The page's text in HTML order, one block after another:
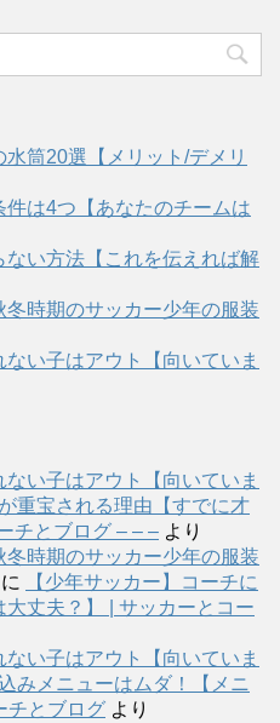
水筒20選【メリット/デメリ
件は4つ【あなたのチームは
ない方法【これを伝えれば解
冬時期のサッカー少年の服装
ない子はアウト【向いていま
ない子はアウト【向いていま
重宝される理由【すでに才
チとブログ – – – より
冬時期のサッカー少年の服装
に
【少年サッカー】コーチに
丈夫？】 | サッカーとコー
ない子はアウト【向いていま
みメニューはムダ！【メニ
チとブログ より